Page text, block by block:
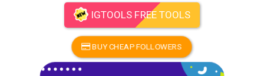
IGTOOLS FREE TOOLS
BUY CHEAP FOLLOWERS